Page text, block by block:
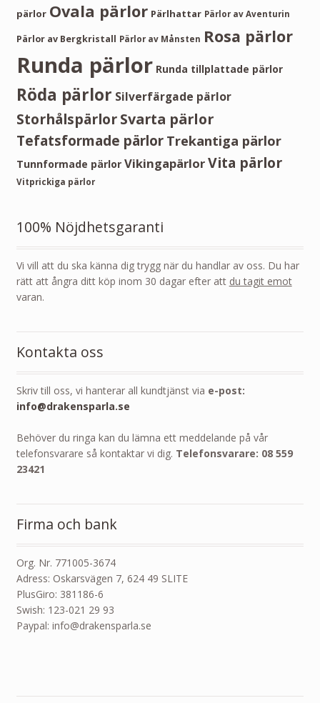
pärlor Ovala pärlor Pärlhattar Pärlor av Aventurin
Pärlor av Bergkristall Pärlor av Månsten Rosa pärlor
Runda pärlor Runda tillplattade pärlor
Röda pärlor Silverfärgade pärlor
StorhålspärlorSvarta pärlor
Tefatsformade pärlor Trekantiga pärlor
Tunnformade pärlor VikingapärlorVita pärlor
Vitprickiga pärlor
100% Nöjdhetsgaranti
Vi vill att du ska känna dig trygg när du handlar av oss. Du har
rätt att ångra ditt köp inom 30 dagar efter att du tagit emot
varan.
Kontakta oss
Skriv till oss, vi hanterar all kundtjänst via e-post:
info@drakensparla.se
Behöver du ringa kan du lämna ett meddelande på vår
telefonsvarare så kontaktar vi dig. Telefonsvarare: 08 559
23421
Firma och bank
Org. Nr. 771005-3674
Adress: Oskarsvägen 7, 624 49 SLITE
PlusGiro: 381186-6
Swish: 123-021 29 93
Paypal: info@drakensparla.se